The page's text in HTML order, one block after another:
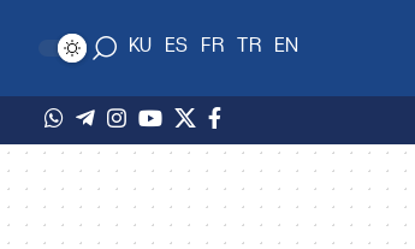
EN
TR
FR
ES
KU